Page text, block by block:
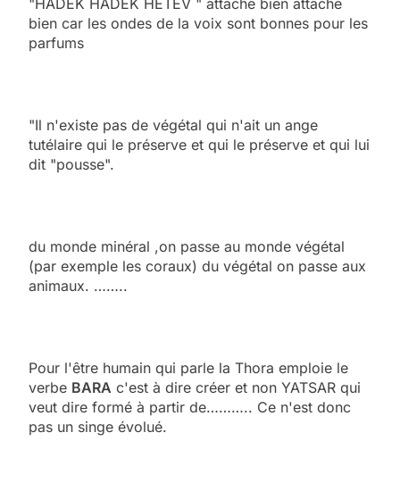
bien car les ondes de la voix sont bonnes pour les
parfums
"Il n'existe pas de végétal qui n'ait un ange
tutélaire qui le préserve et qui le préserve et qui lui
dit "pousse".
du monde minéral ,on passe au monde végétal
(par exemple les coraux) du végétal on passe aux
animaux. ……..
Pour l'être humain qui parle la Thora emploie le
verbe BARA c'est à dire créer et non YATSAR qui
veut dire formé à partir de……….. Ce n'est donc
pas un singe évolué.